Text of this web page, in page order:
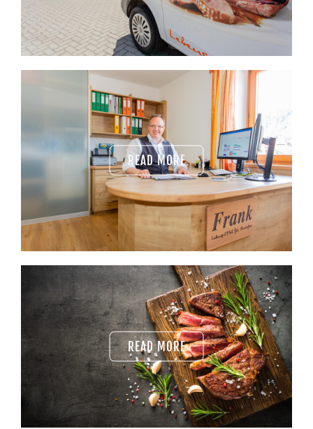
READ MORE
READ MORE